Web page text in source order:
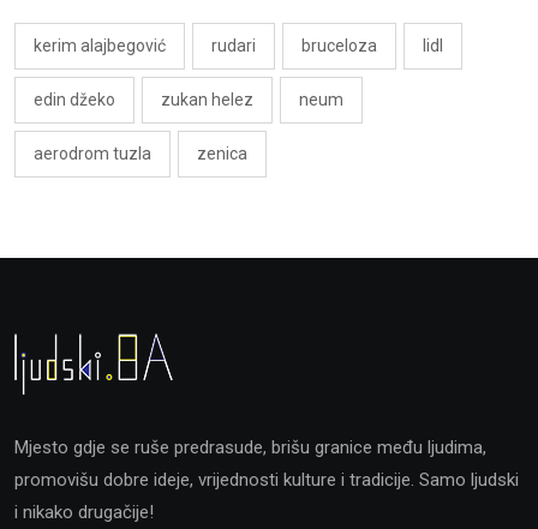
kerim alajbegović rudari bruceloza lidl
edin džeko zukan helez neum
aerodrom tuzla zenica
Mjesto gdje se ruše predrasude, brišu granice među ljudima,
promovišu dobre ideje, vrijednosti kulture i tradicije. Samo ljudski
i nikako drugačije!